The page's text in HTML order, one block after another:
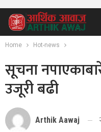
Home Hot-news
सूचना
उजूरी बढी
Arthik Aawaj